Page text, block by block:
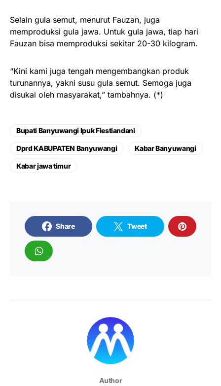
Selain gula semut, menurut Fauzan, juga
memproduksi gula jawa. Untuk gula jawa, tiap hari
Fauzan bisa memproduksi sekitar 20-30 kilogram.
“Kini kami juga tengah mengembangkan produk
turunannya, yakni susu gula semut. Semoga juga
disukai oleh masyarakat,” tambahnya. (*)
Bupati Banyuwangi Ipuk Fiestiandani
Dprd KABUPATEN Banyuwangi Kabar Banyuwangi
Kabar jawa timur
Share Tweet
Author